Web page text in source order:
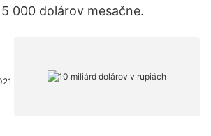
000 dolárov mesačne.